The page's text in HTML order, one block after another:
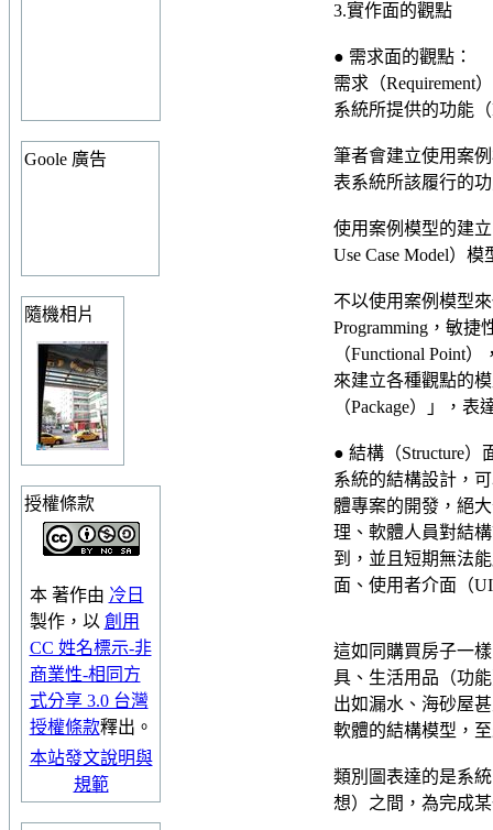
Goole 廣告
隨機相片
授權條款
本 著作由 冷日
製作，以 創用
CC 姓名標示-非
商業性-相同方
式分享 3.0 台灣
授權條款釋出。
本站發文說明與
規範
3.實作面的觀點
● 需求面的觀點：
需求（Requirement
系統所提供的功能
筆者會建立使用案
表系統所該履行的
使用案例模型的建
Use Case Model）
不以使用案例模型
Programming，敏
（Functional Point
來建立各種觀點的
（Package）」，
● 結構（Structure）
系統的結構設計，
體專案的開發，絕
理、軟體人員對結
到，並且短期無法
面、使用者介面（
這如同購買房子一
具、生活用品（功
出如漏水、海砂屋
軟體的結構模型，
類別圖表達的是系
想）之間，為完成